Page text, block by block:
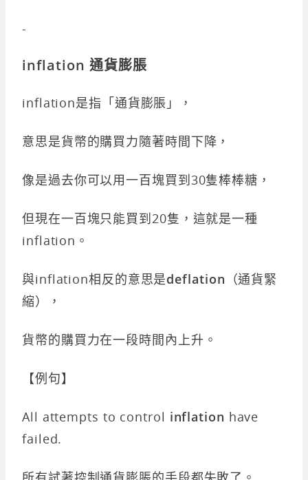
-
inflation 通貨膨脹
inflation是指「通貨膨脹」，
意思是貨幣的購買力隨著時間下降，
像是過去你可以用一百塊買到30隻棒棒糖，
但現在一百塊只能買到20隻，這就是一種
inflation。
與inflation相反的意思是deflation （通貨緊
縮），
貨幣的購買力在一段時間內上升。
【例句】
All attempts to control inflation have
failed.